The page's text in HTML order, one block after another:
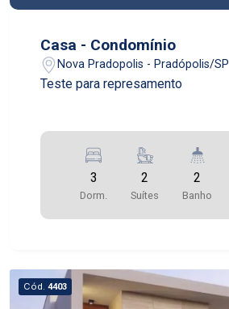
Casa - Condomínio
Nova Pradopolis - Pradópolis/SP
Teste para represamento
3
Dorm.
2
Suítes
2
Banho
Cód. 4403